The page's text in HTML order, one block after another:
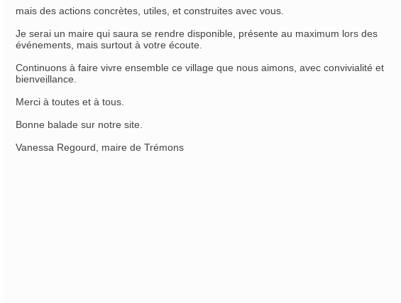
mais des actions concrètes, utiles, et construites avec vous.
Je serai un maire qui saura se rendre disponible, présente au maximum lors des
événements, mais surtout à votre écoute.
Continuons à faire vivre ensemble ce village que nous aimons, avec convivialité et
bienveillance.
Merci à toutes et à tous.
Bonne balade sur notre site.
Vanessa Regourd, maire de Trémons